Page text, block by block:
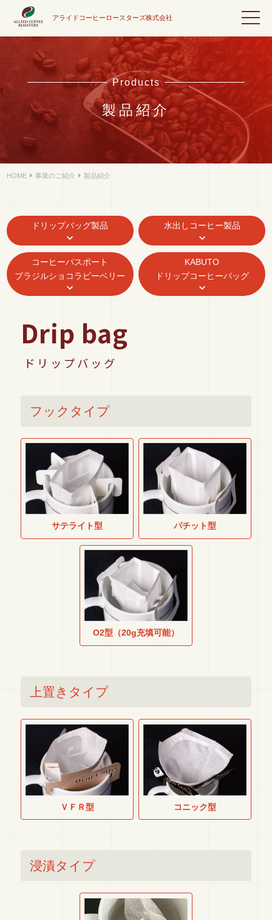
アライドコーヒーロースターズ株式会社
Products
製品紹介
HOME 事業のご紹介 製品紹介
ドリップバッグ製品 水出しコーヒー製品
コーヒーパスポート
ブラジルショコラピーベリー
KABUTO
ドリップコーヒーバッグ
Drip bag
ドリップバッグ
フックタイプ
サテライト型 パチット型
O2型（20g充填可能）
上置きタイプ
ＶＦＲ型 コニック型
浸漬タイプ